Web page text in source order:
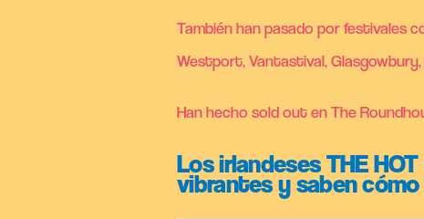
También han pasado por festivales
Westport, Vantastival,
Han hecho sold out en The
Los irlandeses THE
vibrantes y saben